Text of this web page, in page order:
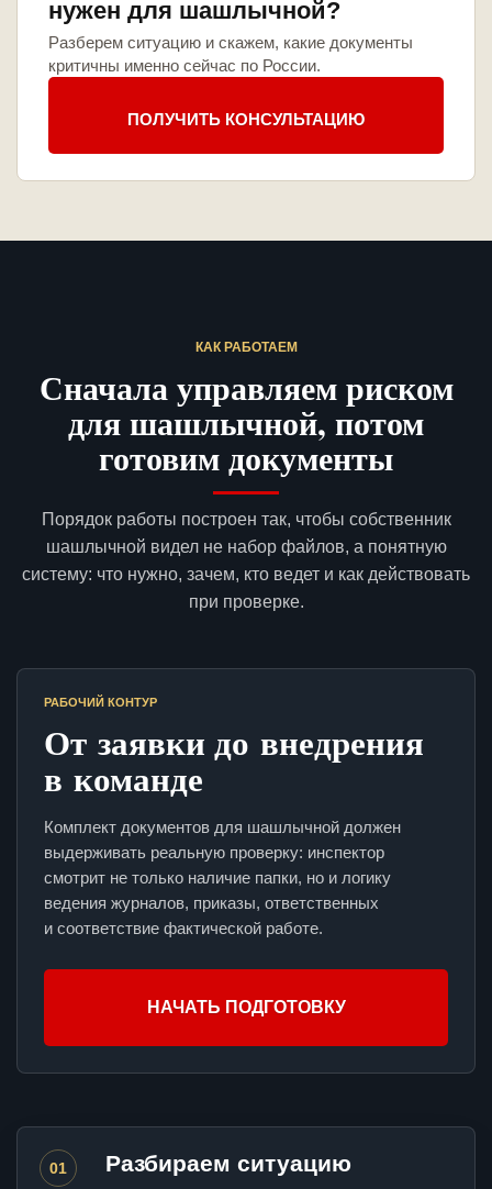
нужен для шашлычной?
Разберем ситуацию и скажем, какие документы
критичны именно сейчас по России.
ПОЛУЧИТЬ КОНСУЛЬТАЦИЮ
КАК РАБОТАЕМ
Сначала управляем риском
для шашлычной, потом
готовим документы
Порядок работы построен так, чтобы собственник
шашлычной видел не набор файлов, а понятную
систему: что нужно, зачем, кто ведет и как действовать
при проверке.
РАБОЧИЙ КОНТУР
От заявки до внедрения
в команде
Комплект документов для шашлычной должен
выдерживать реальную проверку: инспектор
смотрит не только наличие папки, но и логику
ведения журналов, приказы, ответственных
и соответствие фактической работе.
НАЧАТЬ ПОДГОТОВКУ
01 Разбираем ситуацию